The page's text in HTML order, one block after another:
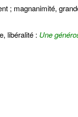
; magnanimité,
libéralité : Une